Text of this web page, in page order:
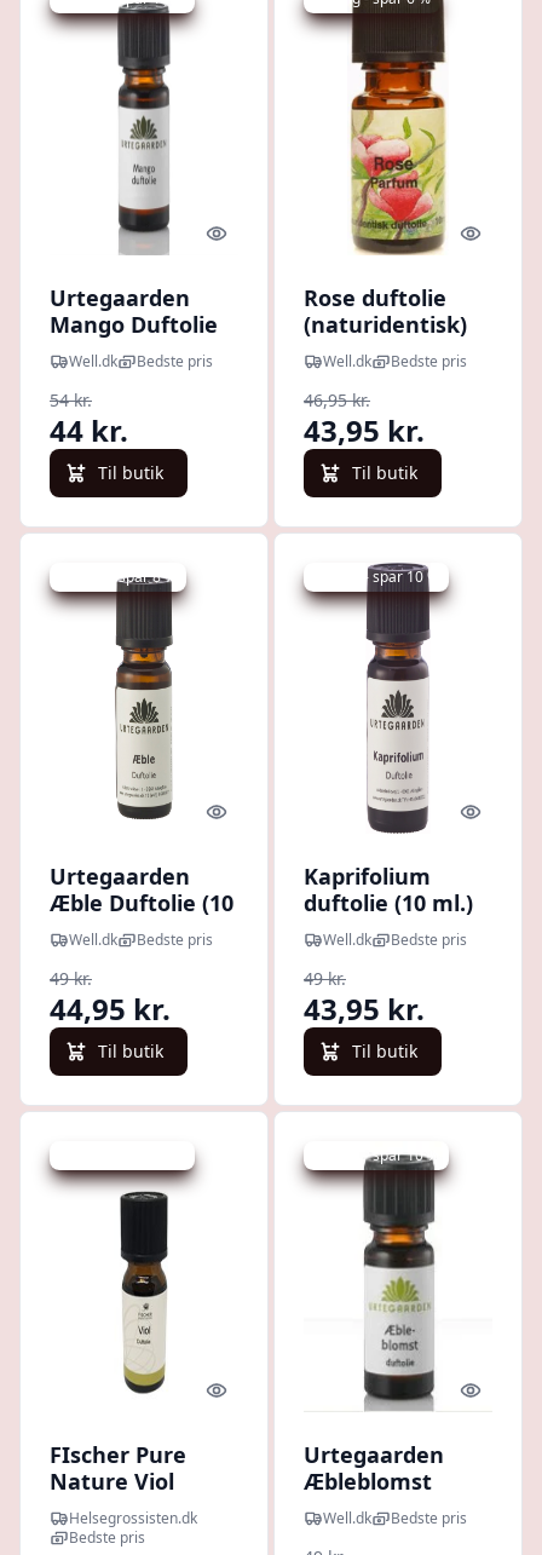
Quick look
Urtegaarden
Mango Duftolie
(10 ml)
Well.dk Bedste pris
54 kr.
44 kr.
Til butik
Quick
Rose duftolie
(naturidentisk)
10 ml.
Well.dk Bedste pris
46,95 kr.
43,95 kr.
Til butik
Udsalg - spar 8 %
Quick look
Urtegaarden
Æble Duftolie (10
ml)Well.dk Bedste pris
49 kr.
44,95 kr.
Til butik
Udsalg - spar 10 %
Quick
Kaprifolium
duftolie (10 ml.)
Well.dk Bedste pris
49 kr.
43,95 kr.
Til butik
Quick look
FIscher Pure
Nature Viol
duftolie • 10ml.
Helsegrossisten.dk
Bedste pris
Udsalg - spar 10 %
Quick
Urtegaarden
Æbleblomst
duftolie (10 ml)
Well.dk Bedste pris